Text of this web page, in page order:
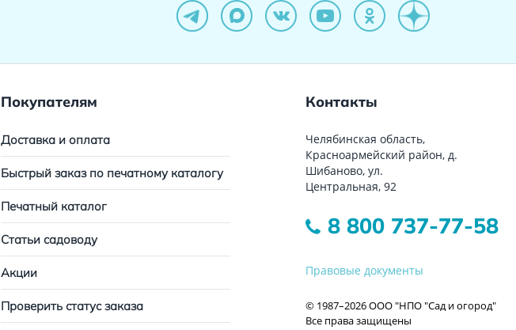
Покупателям
Доставка и оплата
Быстрый заказ по печатному каталогу
Печатный каталог
Статьи садоводу
Акции
Проверить статус заказа
Контакты
Челябинская область,
Красноармейский район, д.
Шибаново, ул.
Центральная, 92
8 800 737-77-58
Правовые документы
© 1987–2026 ООО "НПО "Сад и огород"
Все права защищены